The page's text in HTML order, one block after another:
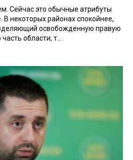
Сейчас это обычные атрибуты
некоторых районах спокойнее,
освобожденную правую
области, т...